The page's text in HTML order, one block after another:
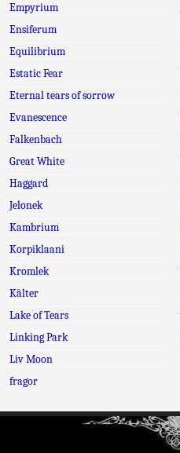
Empyrium
Ensiferum
Equilibrium
Estatic Fear
Eternal tears of sorrow
Evanescence
Falkenbach
Great White
Haggard
Jelonek
Kambrium
Korpiklaani
Kromlek
Kälter
Lake of Tears
Linking Park
Liv Moon
fragor